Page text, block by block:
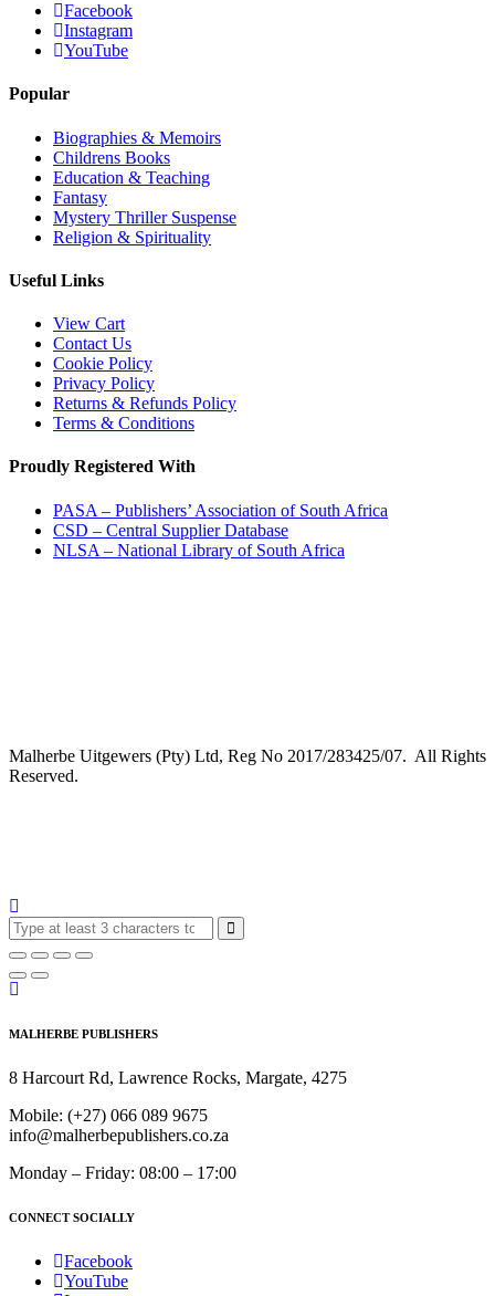
Facebook
Instagram
YouTube
Popular
Biographies & Memoirs
Childrens Books
Education & Teaching
Fantasy
Mystery Thriller Suspense
Religion & Spirituality
Useful Links
View Cart
Contact Us
Cookie Policy
Privacy Policy
Returns & Refunds Policy
Terms & Conditions
Proudly Registered With
PASA – Publishers’ Association of South Africa
CSD – Central Supplier Database
NLSA – National Library of South Africa
Malherbe Uitgewers (Pty) Ltd, Reg No 2017/283425/07. All Rights
Reserved.
MALHERBE PUBLISHERS
8 Harcourt Rd, Lawrence Rocks, Margate, 4275
Mobile: (+27) 066 089 9675
info@malherbepublishers.co.za
Monday – Friday: 08:00 – 17:00
CONNECT SOCIALLY
Facebook
YouTube